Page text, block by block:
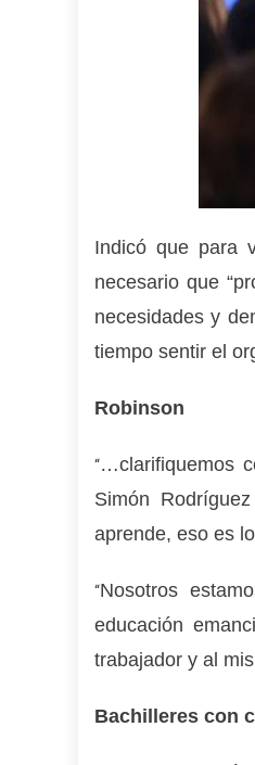
Indicó que para
necesario que
necesidades y
tiempo sentir el
Robinson
“…clarifiquemos
Simón
aprende, eso es
“Nosotros
educación
trabajador y al
Bachilleres con